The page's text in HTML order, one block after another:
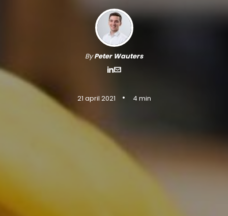
ByPeter Wauters
21 april 2021 • 4 min